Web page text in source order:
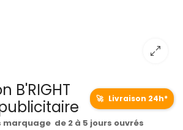
B'RIGHT
publicitaire
🚀 Livraison 24h*
de 2 à 5 jours ouvrés